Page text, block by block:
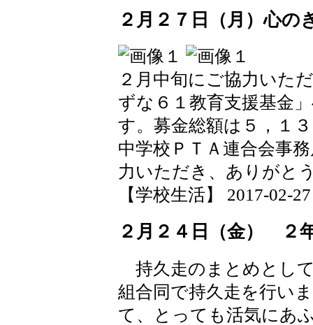
２月２７日（月）心の
２月中旬にご協力いた
ずな６１教育支援基金
す。募金総額は５，１
中学校ＰＴＡ連合会事
力いただき、ありがと
【学校生活】 2017-02-
２月２４日（金） ２
持久走のまとめとし
組合同で持久走を行い
て、とっても活気にあ